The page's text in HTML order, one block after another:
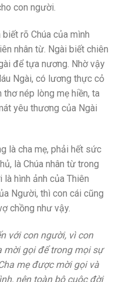
con người.
rõ Chúa của mình
nhân từ. Ngài biết chiên
để tựa nương. Nhờ vậy
Ngài, có lương thực cỏ
nép lòng mẹ hiền, ta
yêu thương của Ngài
là cha mẹ, phải hết sức
là Chúa nhân từ trong
hình ảnh của Thiên
Người, thì con cái cũng
chồng như vậy.
với con người, vì con
mời gọi để trong mọi sự
mẹ được mời gọi và
nên toàn bộ cuộc đời